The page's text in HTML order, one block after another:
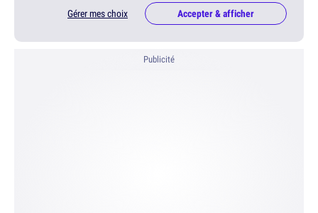
Gérer mes choix Accepter & afficher
Publicité